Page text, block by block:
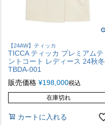
【24AW】ティッカ
TICCA ティッカ プレミアムテ
ントコート レディース 24秋冬
TBDA-001
販売価格 ¥198,000税込
在庫切れ
カートに入れる